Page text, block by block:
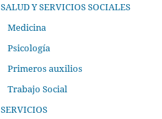
SALUD Y SERVICIOS SOCIALES
Medicina
Psicología
Primeros auxilios
Trabajo Social
SERVICIOS